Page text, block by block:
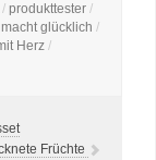
/ produkttester /
glücklich /
Herz /
Früchte